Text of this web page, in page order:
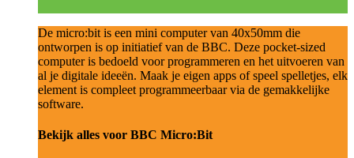
De micro:bit is een mini computer van 40x50mm die
ontworpen is op initiatief van de BBC. Deze pocket-sized
computer is bedoeld voor programmeren en het uitvoeren van
al je digitale ideeën. Maak je eigen apps of speel spelletjes, elk
element is compleet programmeerbaar via de gemakkelijke
software.
Bekijk alles voor BBC Micro:Bit